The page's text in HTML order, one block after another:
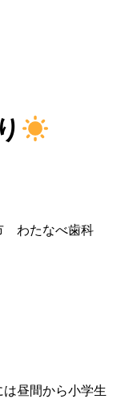
わたなべ歯科
昼間から小学生